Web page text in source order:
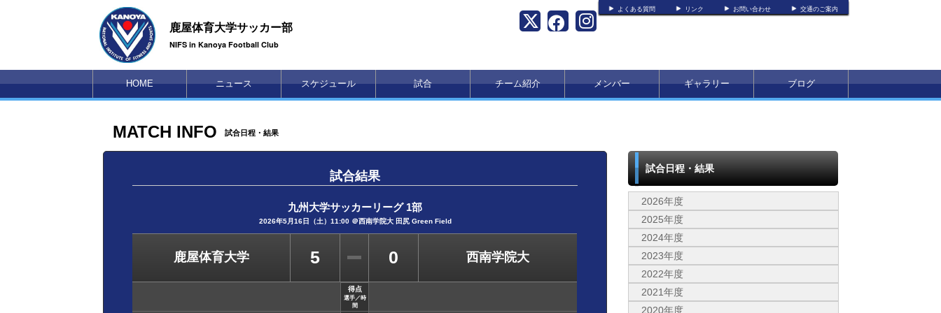
よくある質問 リンク お問い合わせ 交通のご案内
鹿屋体育大学サッカー部
NIFS in Kanoya Football Club
HOME ニュース スケジュール 試合 チーム紹介 メンバー ギャラリー ブログ
MATCH INFO 試合日程・結果
試合結果
九州大学サッカーリーグ 1部
2026年5月16日（土）11:00 ＠西南学院大 田尻 Green Field
鹿屋体育大学 5 0 西南学院大
得点
選手／時
間
試合日程・結果
2026年度
2025年度
2024年度
2023年度
2022年度
2021年度
2020年度